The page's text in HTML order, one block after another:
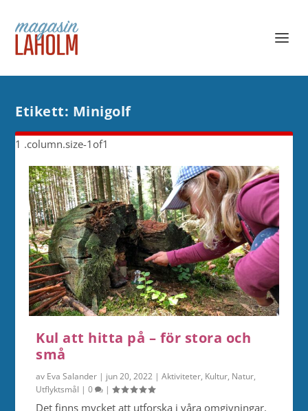
Etikett: Minigolf
Kul att hitta på – för stora och
små
av Eva Salander | jun 20, 2022 |Aktiviteter, Kultur, Natur,
Utflyktsmål |0 |
Det finns mycket att utforska i våra omgivningar.